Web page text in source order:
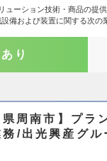
ューション技術・商品の
設備および装置に関する次
り
周南市】プラ
/出光興産グル